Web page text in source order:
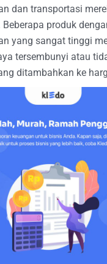
dan transportasi
produk
yang sangat tinggi
tersembunyi atau
ditambahkan ke